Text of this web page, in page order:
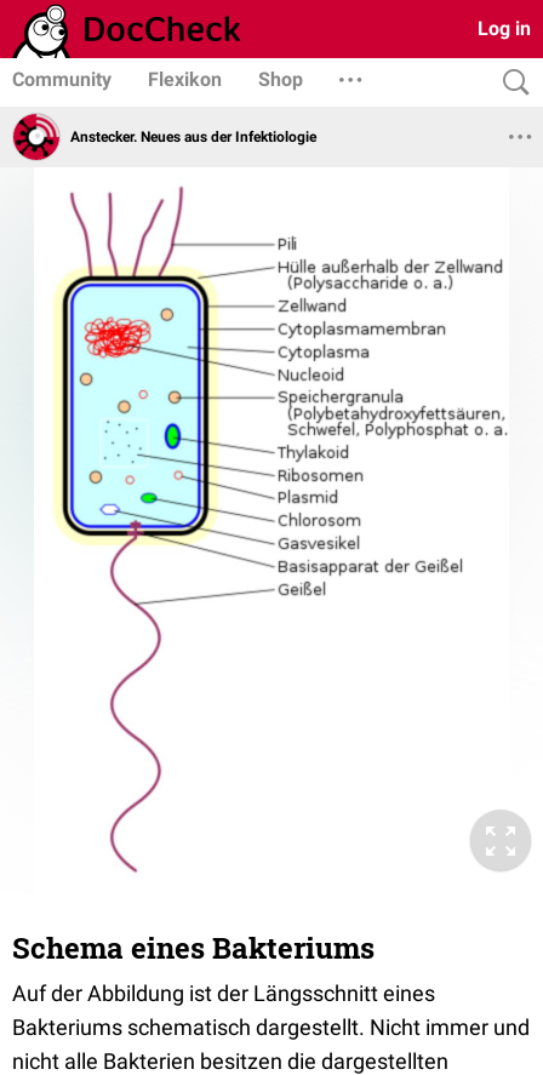
Log in
Community Flexikon Shop
Anstecker. Neues aus der Infektiologie
Schema eines Bakteriums
Auf der Abbildung ist der Längsschnitt eines
Bakteriums schematisch dargestellt. Nicht immer und
nicht alle Bakterien besitzen die dargestellten